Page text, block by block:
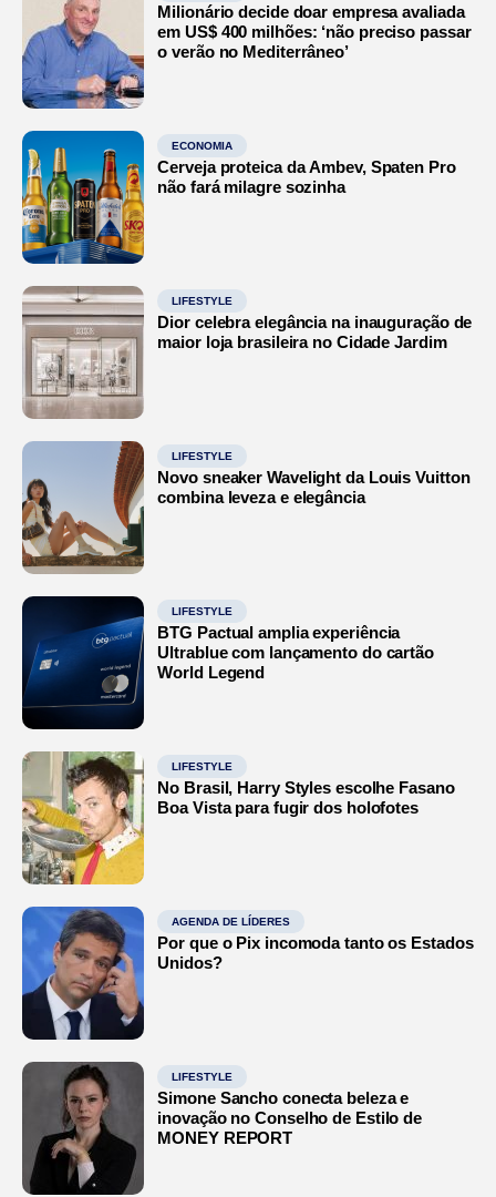
Milionário decide doar empresa avaliada
em US$ 400 milhões: ‘não preciso passar
o verão no Mediterrâneo’
ECONOMIA
Cerveja proteica da Ambev, Spaten Pro
não fará milagre sozinha
LIFESTYLE
Dior celebra elegância na inauguração de
maior loja brasileira no Cidade Jardim
LIFESTYLE
Novo sneaker Wavelight da Louis Vuitton
combina leveza e elegância
LIFESTYLE
BTG Pactual amplia experiência
Ultrablue com lançamento do cartão
World Legend
LIFESTYLE
No Brasil, Harry Styles escolhe Fasano
Boa Vista para fugir dos holofotes
AGENDA DE LÍDERES
Por que o Pix incomoda tanto os Estados
Unidos?
LIFESTYLE
Simone Sancho conecta beleza e
inovação no Conselho de Estilo de
MONEY REPORT